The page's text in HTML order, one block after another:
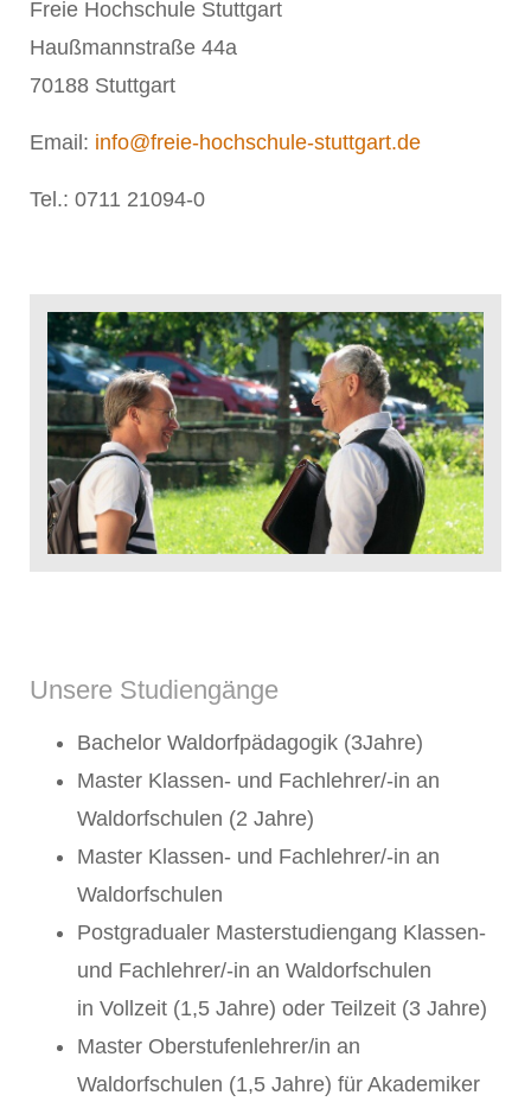
Freie Hochschule Stuttgart
Haußmannstraße 44a
70188 Stuttgart
Email: info@freie-hochschule-stuttgart.de
Tel.: 0711 21094-0
Unsere Studiengänge
Bachelor Waldorfpädagogik (3Jahre)
Master Klassen- und Fachlehrer/-in an
Waldorfschulen (2 Jahre)
Master Klassen- und Fachlehrer/-in an
Waldorfschulen
Postgradualer Masterstudiengang Klassen-
und Fachlehrer/-in an Waldorfschulen
in Vollzeit (1,5 Jahre) oder Teilzeit (3 Jahre)
Master Oberstufenlehrer/in an
Waldorfschulen (1,5 Jahre) für Akademiker